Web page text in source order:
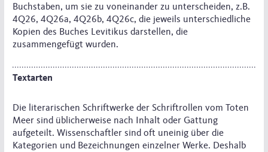
Buchstaben, um sie zu voneinander zu unterscheiden, z.B.
4Q26, 4Q26a, 4Q26b, 4Q26c, die jeweils unterschiedliche
Kopien des Buches Levitikus darstellen, die
zusammengefügt wurden.
Textarten
Die literarischen Schriftwerke der Schriftrollen vom Toten
Meer sind üblicherweise nach Inhalt oder Gattung
aufgeteilt. Wissenschaftler sind oft uneinig über die
Kategorien und Bezeichnungen einzelner Werke. Deshalb